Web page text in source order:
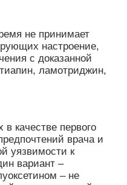
не принимает
настроение,
с доказанной
ламотриджин,
качестве первого
врача и
уязвимости к
вариант –
– не